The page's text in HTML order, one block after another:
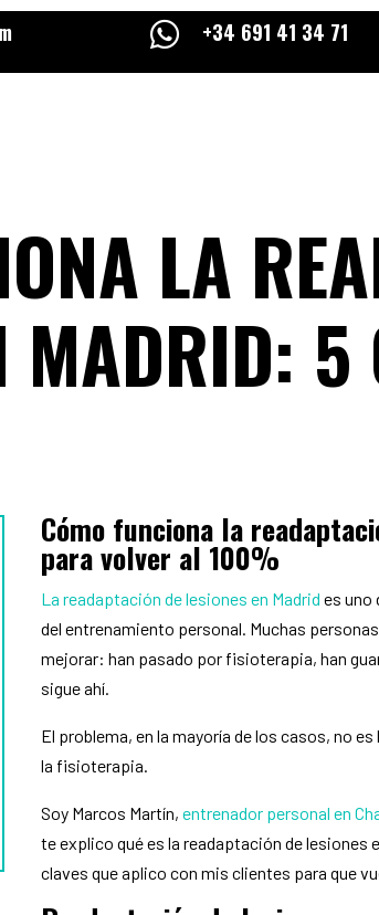
 +34 691 41 34 71
LA
MADRID: 5
Cómo funciona la
para volver al 100%
La readaptación de lesiones en Madrid es uno
del entrenamiento personal. Muchas
mejorar: han pasado por fisioterapia, han
sigue ahí.
El problema, en la mayoría de los casos, no
la fisioterapia.
Soy Marcos Martín, entrenador personal en
te explico qué es la readaptación de lesiones
claves que aplico con mis clientes para que